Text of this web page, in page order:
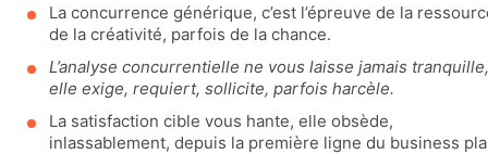
La concurrence générique, c’est l’épreuve de la
de la créativité, parfois de la chance.
L’analyse concurrentielle ne vous laisse jamais tranquille,
elle exige, requiert, sollicite, parfois harcèle.
La satisfaction cible vous hante, elle obsède,
inlassablement, depuis la première ligne du business